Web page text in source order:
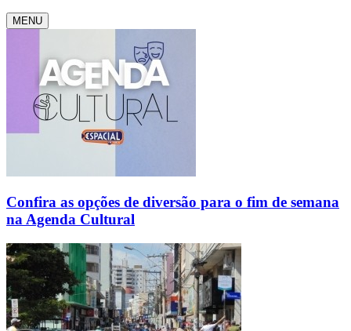
MENU
Confira as opções de diversão para o fim de semana
na Agenda Cultural